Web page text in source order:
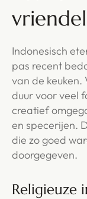
Indonesisch
pas recent
van de keuken.
duur voor veel
creatief
en specerijen.
die zo goed
doorgegeven.
Religieuze